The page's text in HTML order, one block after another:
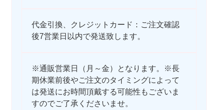
代金引換、クレジットカード：ご注文確認
後7営業日以内で発送致します。
※通販営業日（月～金）となります。※長
期休業前後やご注文のタイミングによって
は発送にお時間頂戴する可能性もございま
すのでご了承くださいませ。